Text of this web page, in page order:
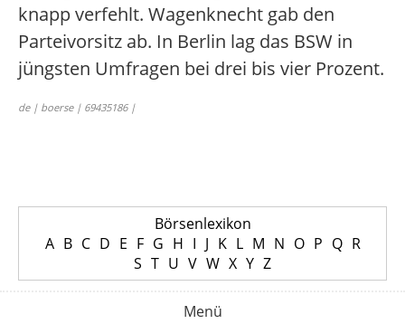
knapp verfehlt. Wagenknecht gab den
Parteivorsitz ab. In Berlin lag das BSW in
jüngsten Umfragen bei drei bis vier Prozent.
de | boerse | 69435186 |
Börsenlexikon
A B C D E F G H I J K L M N O P Q R
S T U V W X Y Z
Menü